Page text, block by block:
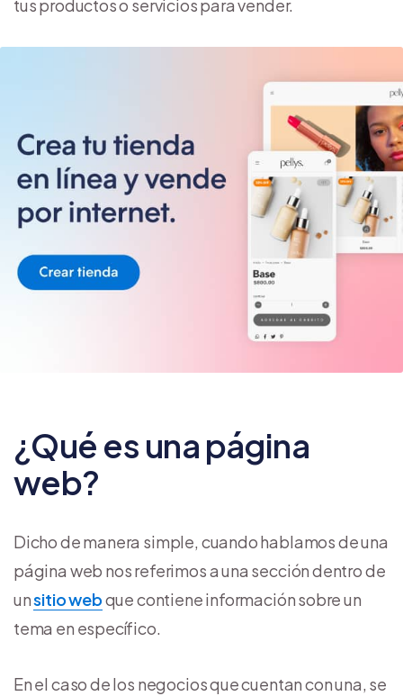
tus productos o servicios para vender.
¿Qué es una página
web?
Dicho de manera simple, cuando hablamos de una
página web nos referimos a una sección dentro de
unsitio webque contiene información sobre un
tema en específico.
En el caso de los negocios que cuentan con una, se